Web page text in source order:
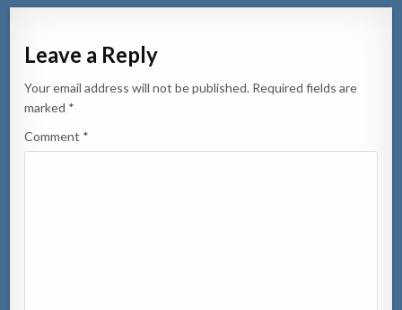
Leave a Reply
Your email address will not be published. Required fields are
marked *
Comment *